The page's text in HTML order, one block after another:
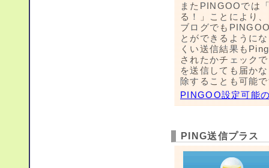
またPINGOOでは
る！」ことにより
ブログでも
とができるように
くい送信結果も
されたかチェック
を送信しても届か
除することも可能
PINGOO設定可能
PING送信プラス